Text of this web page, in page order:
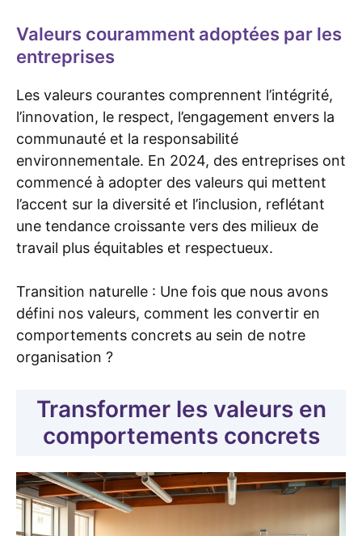
Valeurs couramment adoptées par les
entreprises
Les valeurs courantes comprennent l’intégrité,
l’innovation, le respect, l’engagement envers la
communauté et la responsabilité
environnementale. En 2024, des entreprises ont
commencé à adopter des valeurs qui mettent
l’accent sur la diversité et l’inclusion, reflétant
une tendance croissante vers des milieux de
travail plus équitables et respectueux.
Transition naturelle : Une fois que nous avons
défini nos valeurs, comment les convertir en
comportements concrets au sein de notre
organisation ?
Transformer les valeurs en
comportements concrets